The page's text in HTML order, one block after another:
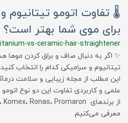
🌡 تفاوت اتومو تیتانیوم
برای موی شما بهتر است؟
vs-ceramic-hair-straightener
✨ اگر به دنبال صاف و براق کردن موها
تیتانیوم و سرامیکی کدام را انتخاب
علمی و کاربردی تفاوت این دو نوع
معرفی می‌کنیم.